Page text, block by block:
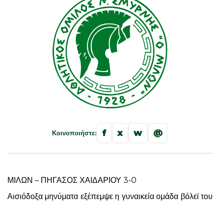
Κοινοποιήστε: f x w @
ΜΙΛΩΝ – ΠΗΓΑΣΟΣ ΧΑΙΔΑΡΙΟΥ 3-0
Αισιόδοξα μηνύματα εξέπεμψε η γυναικεία ομάδα βόλεϊ του